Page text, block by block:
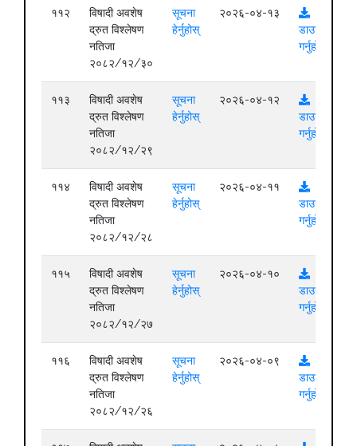
११२
विषादी अवशेष
द्रुत विश्लेषण
नतिजा
२०८२/१२/३०
सूचना
हेर्नुहोस्
२०२६-०४-१३
डाउनलोड
गर्नुहोस्
११३
विषादी अवशेष
द्रुत विश्लेषण
नतिजा
२०८२/१२/२९
सूचना
हेर्नुहोस्
२०२६-०४-१२
डाउनलोड
गर्नुहोस्
११४
विषादी अवशेष
द्रुत विश्लेषण
नतिजा
२०८२/१२/२८
सूचना
हेर्नुहोस्
२०२६-०४-११
डाउनलोड
गर्नुहोस्
११५
विषादी अवशेष
द्रुत विश्लेषण
नतिजा
२०८२/१२/२७
सूचना
हेर्नुहोस्
२०२६-०४-१०
डाउनलोड
गर्नुहोस्
११६
विषादी अवशेष
द्रुत विश्लेषण
नतिजा
२०८२/१२/२६
सूचना
हेर्नुहोस्
२०२६-०४-०९
डाउनलोड
गर्नुहोस्